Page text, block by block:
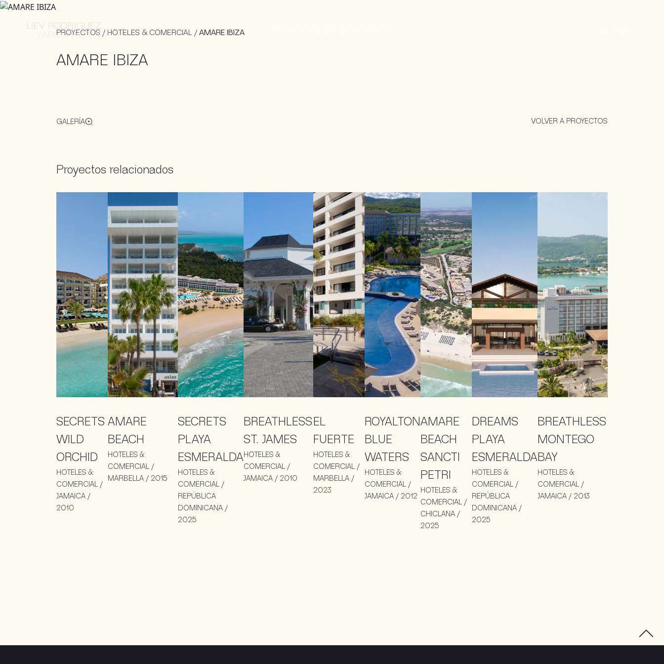
PROYECTOS / HOTELES & COMERCIAL / AMARE IBIZA
AMARE IBIZA
GALERÍA VOLVER A PROYECTOS
Proyectos relacionados
SECRETS
WILD
ORCHID
HOTELES &
COMERCIAL /
JAMAICA /
2010
AMARE
BEACH
HOTELES &
COMERCIAL /
MARBELLA / 2015
SECRETS
PLAYA
ESMERALDA
HOTELES &
COMERCIAL /
REPÚBLICA
DOMINICANA /
2025
BREATHLESS
ST. JAMES
HOTELES &
COMERCIAL /
JAMAICA / 2010
EL
FUERTE
HOTELES &
COMERCIAL /
MARBELLA /
2023
ROYALTON
BLUE
WATERS
HOTELES &
COMERCIAL /
JAMAICA / 2012
AMARE
BEACH
SANCTI
PETRI
HOTELES &
COMERCIAL /
CHICLANA /
2025
DREAMS
PLAYA
ESMERALDA
HOTELES &
COMERCIAL /
REPÚBLICA
DOMINICANA /
2025
BREATHLESS
MONTEGO
BAY
HOTELES &
COMERCIAL /
JAMAICA / 2013